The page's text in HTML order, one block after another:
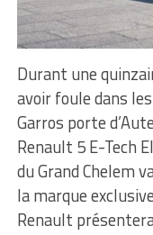
Durant une
avoir foule dans
Garros porte
Renault 5 E-Tech
du Grand Chelem
la marque
Renault